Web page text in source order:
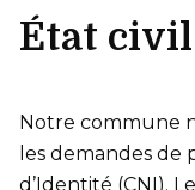
État civil
Notre commune
les demandes de
d’Identité (CNI).